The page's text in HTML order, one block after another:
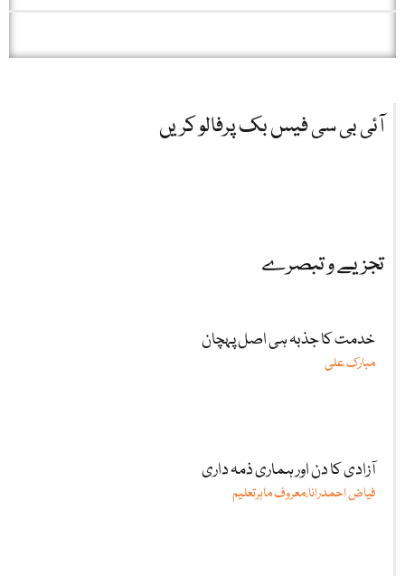
آئی بی سی فیس بک پرفالو کریں
تجزیے و تبصرے
خدمت کا جذبہ ہی اصل پہچان
مبارک علی
آزادی کا دن اور ہماری ذمہ داری
فیاض احمدرانا،معروف ماہرتعلیم